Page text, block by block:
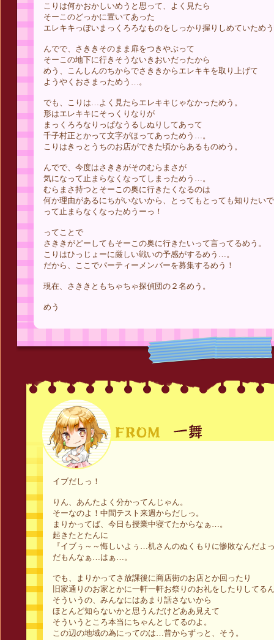
こりは何かおかしいめうと思って、よく見たら
そーこのどっかに置いてあった
エレキキっぽいまっくろろなものをしっかり握りしめていため
んでで、さききそのまま扉をつきやぶって
そーこの地下に行きそうないきおいだったから
めう、こんしんのちからでさききからエレキキを取り上げて
ようやくおさまっためう…。
でも、こりは…よく見たらエレキキじゃなかっためう。
形はエレキキにそっくりなりが
まっくろろなりっぱなうるしぬりしてあって
千子村正とかって文字がほってあっためう…。
こりはきっとうちのお店ができた頃からあるものめう。
んでで、今度はさききがそのむらまさが
気になって止まらなくなってしまっためう…。
むらまさ持つとそーこの奥に行きたくなるのは
何か理由があるにちがいないから、とってもとっても知りたい
って止まらなくなっためうーっ！
ってことで
さききがどーしてもそーこの奥に行きたいって言ってるめう。
こりはひっじょーに厳しい戦いの予感がするめう…。
だから、ここでパーティーメンバーを募集するめう！
現在、さききともちゃちゃ探偵団の２名めう。
めう
イブだしっ！
りん、あんたよく分かってんじゃん。
そーなのよ！中間テスト来週からだしっ。
まりかってば、今日も授業中寝てたからなぁ…。
起きたとたんに
『イブぅ～～悔しいよぅ…机さんのぬくもりに惨敗なんだよ
だもんなぁ…はぁ…。
でも、まりかってさ放課後に商店街のお店とか回ったり
旧家通りのお家とかに一軒一軒お祭りのお礼をしたりしてる
そういうの、みんなにはあまり話さないから
ほとんど知らないかと思うんだけどああ見えて
そういうところ本当にちゃんとしてるのよ。
この辺の地域の為にってのは…昔からずっと、そう。